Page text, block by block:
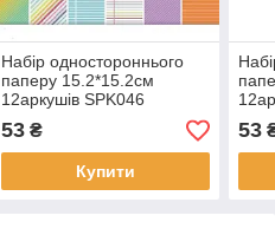
Набір одностороннього
паперу 15.2*15.2см
12аркушів SPK046
53₴
Купити
53